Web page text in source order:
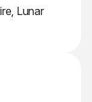
Lunar